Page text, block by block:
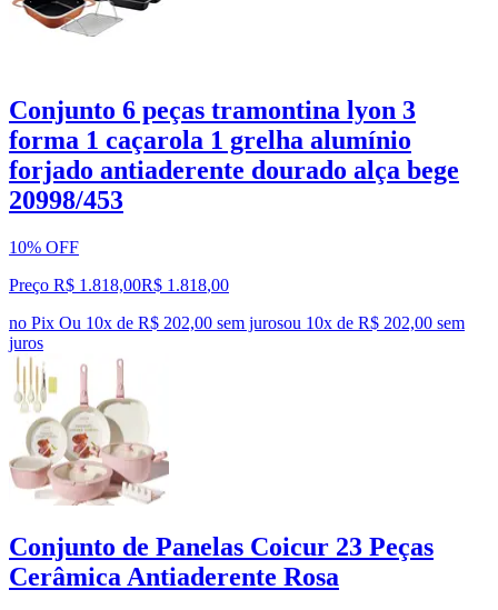
Conjunto 6 peças tramontina lyon 3
forma 1 caçarola 1 grelha alumínio
forjado antiaderente dourado alça bege
20998/453
10% OFF
Preço R$ 1.818,00R$ 1.818,00
no Pix Ou 10x de R$ 202,00 sem jurosou 10x de R$ 202,00 sem
juros
Conjunto de Panelas Coicur 23 Peças
Cerâmica Antiaderente Rosa